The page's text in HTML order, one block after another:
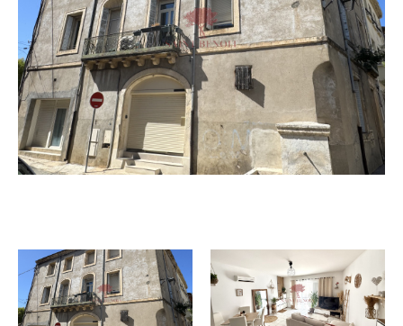
Budget
Budget
Surface
Surface
Pièces
AFFINER LES CRITÈRES